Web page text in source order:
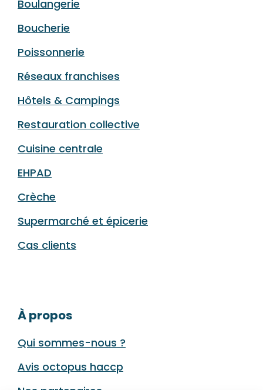
Boulangerie
Boucherie
Poissonnerie
Réseaux franchises
Hôtels & Campings
Restauration collective
Cuisine centrale
EHPAD
Crèche
Supermarché et épicerie
Cas clients
À propos
Qui sommes-nous ?
Avis octopus haccp